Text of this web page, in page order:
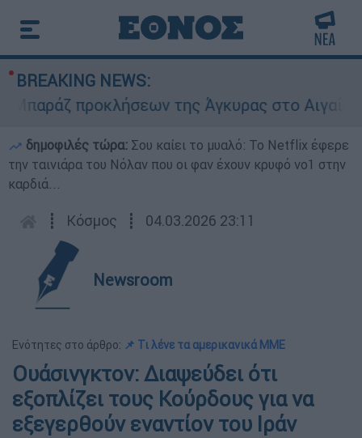
BREAKING NEWS:
προκλήσεων της Άγκυρας στο Αιγαίο:
δημοφιλές τώρα: Σου καίει το μυαλό: Το Netflix έφερε
την ταινιάρα του Νόλαν που οι φαν έχουν κρυφό νο1 στην
καρδιά...
┋ Κόσμος ┋ 04.03.2026 23:11
Newsroom
Ενότητες στο άρθρο: 📌 Τι λένε τα αμερικανικά ΜΜΕ
Ουάσινγκτον: Διαψεύδει ότι
εξοπλίζει τους Κούρδους για να
εξεγερθούν εναντίον του Ιράν